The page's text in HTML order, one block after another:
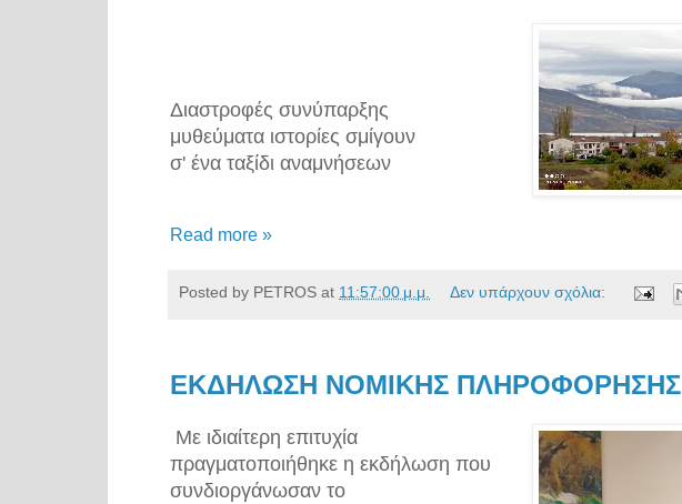
Διαστροφές συνύπαρξης
μυθεύματα ιστορίες σμίγουν
σ' ένα ταξίδι αναμνήσεων
Read more »
Posted by PETROS at 11:57:00 μ.μ. Δεν υπάρχουν σχόλια:
ΕΚΔΗΛΩΣΗ ΝΟΜΙΚΗΣ ΠΛΗΡΟΦΟΡΗΣΗΣ
Με ιδιαίτερη επιτυχία
πραγματοποιήθηκε η εκδήλωση που
συνδιοργάνωσαν το